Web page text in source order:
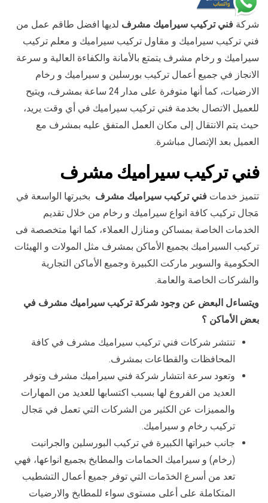
شركة فني تركيب سيراميك مشرف لديها افضل طاقم عمل من
فني تركيب سيراميك و مقاول تركيب سيراميك و معلم تركيب
سيراميك و رخام مشرف يتمتع بالأمانة والكفاءة العالية و سرعة
الانجاز في جميع أعمال تركيب بورسلين و سيراميك و رخام
الارضيات، كما أنها متوفرة على مدار 24 ساعة بمشرف، ويتيح
للعميل الاتصال بخدمة فني تركيب سيراميك في أي وقت يريد،
حيث يتم الانتقال إلى مكان العمل المتفق عليه بمشرف مع
العميل بعد الإتصال مباشرة.
فني تركيب سيراميك مشرف
تتميز خدمات فني تركيب سيراميك مشرف بخبرتها الواسعة في
مَجال تركيب كافة انواع سيراميك و رخام من خلال تقديم
الخدمات الخاصة بمساكن ومنازل العملاء، كما انها متخصصة فى
تركيب السيراميك بجميع الأماكن بمشرف مثل المولات و الهيئات
الحكومية والسوبر ماركت الكبيرة وجميع الأماكن التجارية
والشركات الخاصة والعامة.
ويتساءل البعض عن وجود شركة تركيب سيراميك مشرف في
بعض الأماكن ؟
تنتشر شركات فني تركيب سيراميك مشرف في كافة
المحافظات والقطاعات بمشرف.
وتعود سرعة انتشار شركة فني سيراميك مشرف وتوفر
العديد من الفروع لها بسبب اكتسابها للعديد من المهارات
والمميزات عن الكثير من الشركات التي تعمل في مَجال
تركيب رخام و سيراميك.
جانب خبراتها الكبيرة في تركيب البورسلين والجرانيت
(رخام) و سيراميك الحمامات والمطابخ بجميع انواعها، فهي
تعد من أسرع الخدَمات التي توفر جميع أعمال التشطيب
المتكاملة على أعلى مستوى سواء للمطابخ والارضيات